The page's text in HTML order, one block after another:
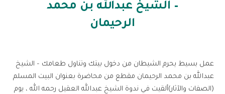
– الشيخ عبدالله بن محمد
الرحيمان
عمل بسيط يحرم الشيطان من دخول بيتك وتناول طعامك – الشيخ
عبدالله بن محمد الرحيمان مقطع من محاضرة بعنوان البيت المسلم
(الصفات والآثار)ألقيت في ندوة الشيخ عبدالله العقيل رحمه الله ، يوم